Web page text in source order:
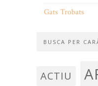
Gats Trobats
BUSCA PER
ACTIU